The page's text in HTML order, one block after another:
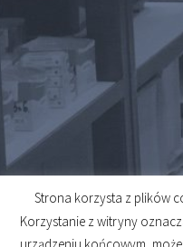
© 2026
Created byMidero
Strona korzysta z plików
Korzystanie z witryny